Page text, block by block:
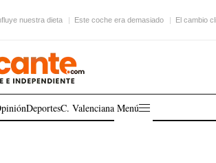
nuestra dieta Este coche era demasiado El cambio
DeportesC. Valenciana Menú